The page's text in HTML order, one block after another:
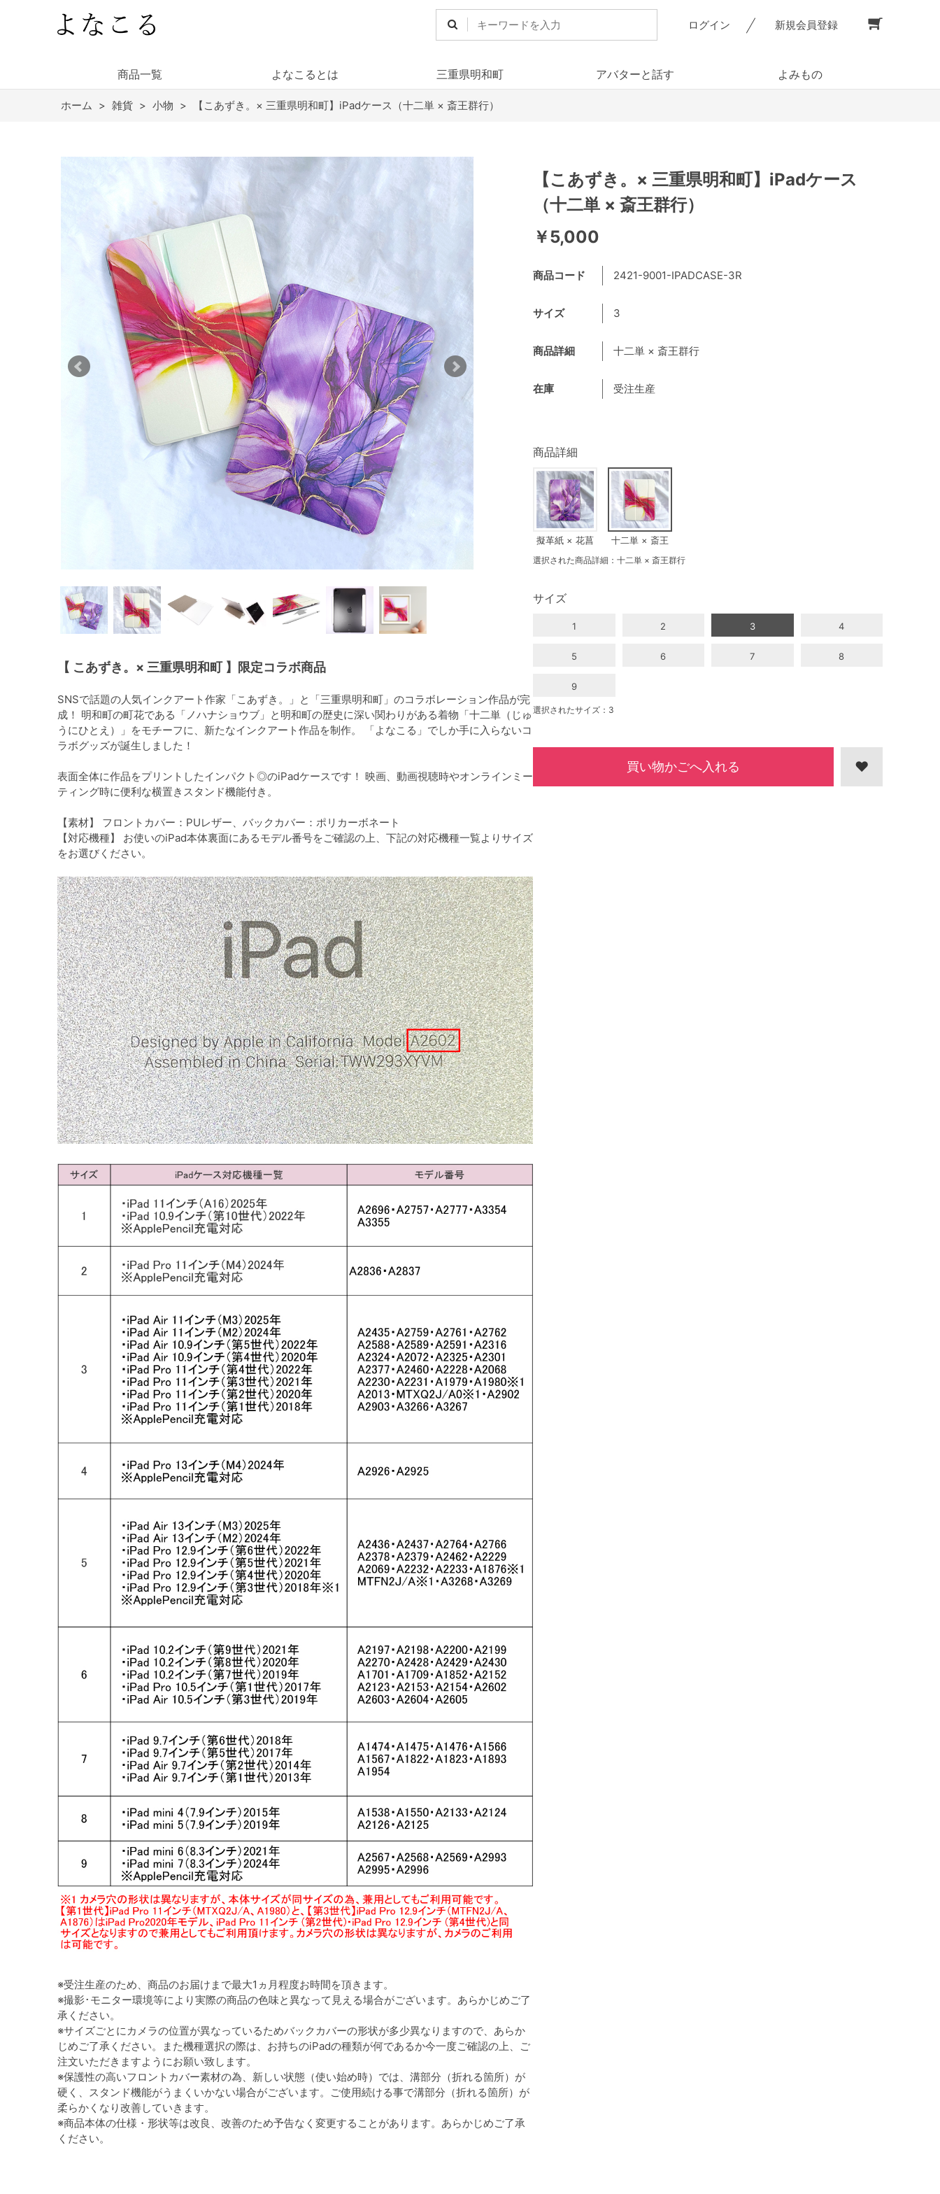
ログイン 新規会員登録
商品一覧 よなこるとは 三重県明和町 アバターと話す よみもの
ホーム > 雑貨 > 小物 > 【こあずき。× 三重県明和町】iPadケース（十二単 × 斎王群行）
【 こあずき。× 三重県明和町 】限定コラボ商品
SNSで話題の人気インクアート作家「こあずき。」と「三重県明和町」のコラボレーション作品が完
成！ 明和町の町花である「ノハナショウブ」と明和町の歴史に深い関わりがある着物「十二単（じゅ
うにひとえ）」をモチーフに、新たなインクアート作品を制作。 「よなこる」でしか手に入らないコ
ラボグッズが誕生しました！
表面全体に作品をプリントしたインパクト◎のiPadケースです！ 映画、動画視聴時やオンラインミー
ティング時に便利な横置きスタンド機能付き。
【素材】 フロントカバー：PUレザー、バックカバー：ポリカーボネート
【対応機種】 お使いのiPad本体裏面にあるモデル番号をご確認の上、下記の対応機種一覧よりサイズ
をお選びください。
※受注生産のため、商品のお届けまで最大1ヵ月程度お時間を頂きます。
※撮影･モニター環境等により実際の商品の色味と異なって見える場合がございます。あらかじめご了
承ください。
※サイズごとにカメラの位置が異なっているためバックカバーの形状が多少異なりますので、あらか
じめご了承ください。また機種選択の際は、お持ちのiPadの種類が何であるか今一度ご確認の上、ご
注文いただきますようにお願い致します。
※保護性の高いフロントカバー素材の為、新しい状態（使い始め時）では、溝部分（折れる箇所）が
硬く、スタンド機能がうまくいかない場合がございます。ご使用続ける事で溝部分（折れる箇所）が
柔らかくなり改善していきます。
※商品本体の仕様・形状等は改良、改善のため予告なく変更することがあります。あらかじめご了承
ください。
【こあずき。× 三重県明和町】iPadケース
（十二単 × 斎王群行）
￥5,000
商品コード 2421-9001-IPADCASE-3R
サイズ 3
商品詳細 十二単 × 斎王群行
在庫 受注生産
商品詳細
擬革紙 × 花菖
十二単 × 斎王
選択された商品詳細：十二単 × 斎王群行
サイズ
1 2 3 4
5 6 7 8
9
選択されたサイズ：3
買い物かごへ入れる